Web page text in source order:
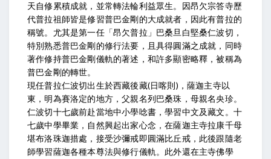
天自修累積成就，並常轉法輪利益眾生。因昂欠宗答寺歷
代普拉祖師皆是修習普巴金剛的大成就者，因此有普拉的
稱號。尤其是第一任「昂欠普拉」巴桑旦白堅桑仁波切，
特別熟悉普巴金剛的修行法要，且具得圓滿之成就，同時
著作修持普巴金剛儀軌的著述，和許多顯密略釋，被稱為
普巴金剛的轉世。
現任普拉仁波切出生於西藏後藏(日喀則)，薩迦主寺以
東，明為賽洛定的地方，父親名列巴桑珠，母親名央珍。
仁波切十七歲前赴當地中小學唸書，學習中文及藏文。十
七歲中學畢業，自然興起出家心念，在薩迦主寺拉康千母
堪布洛珠迦措處，接受沙彌戒即圓滿比丘戒，此後跟隨老
師學習薩迦各種本尊法與修行儀軌。此外還在主寺佛學